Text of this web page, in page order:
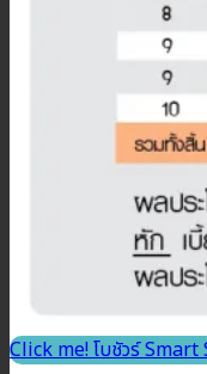
Click me! โบชัวร์